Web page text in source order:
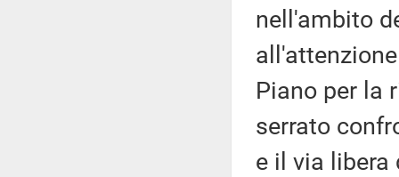
nell'ambito
Piano per la
serrato
e il via libera